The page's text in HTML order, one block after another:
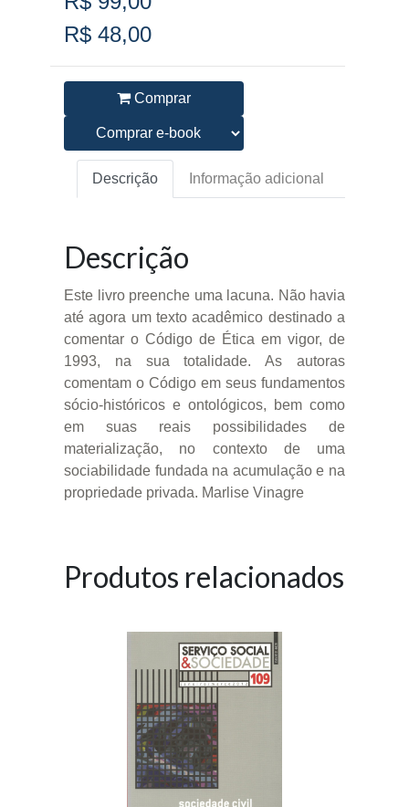
R$ 48,00
Comprar
Descrição Informação adicional
Descrição
Este livro preenche uma lacuna. Não havia
até agora um texto acadêmico destinado a
comentar o Código de Ética em vigor, de
1993, na sua totalidade. As autoras
comentam o Código em seus fundamentos
sócio-históricos e ontológicos, bem como
em suas reais possibilidades de
materialização, no contexto de uma
sociabilidade fundada na acumulação e na
propriedade privada. Marlise Vinagre
Produtos relacionados